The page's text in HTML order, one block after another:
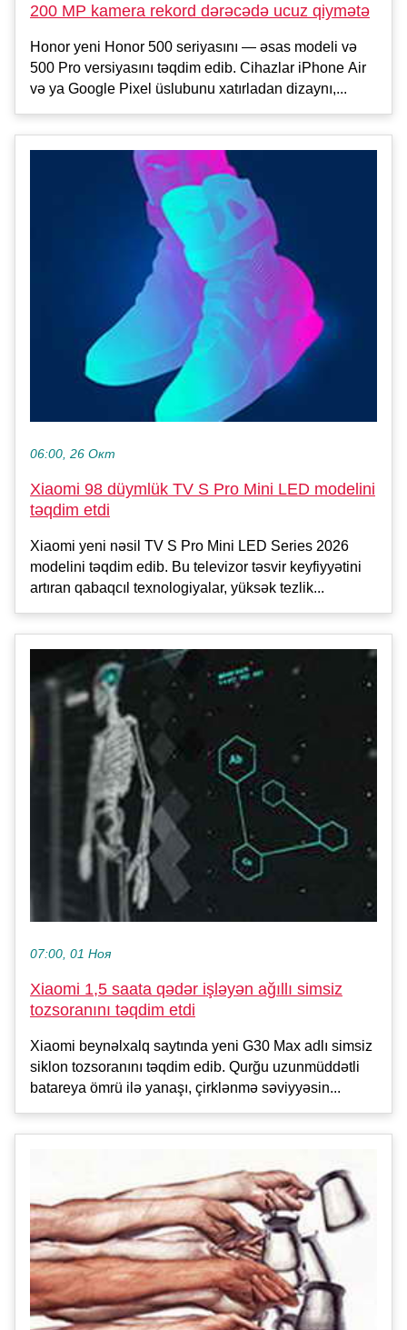
200 MP kamera rekord dərəcədə ucuz qiymətə
Honor yeni Honor 500 seriyasını — əsas modeli və
500 Pro versiyasını təqdim edib. Cihazlar iPhone Air
və ya Google Pixel üslubunu xatırladan dizaynı,...
06:00, 26 Окт
Xiaomi 98 düymlük TV S Pro Mini LED modelini
təqdim etdi
Xiaomi yeni nəsil TV S Pro Mini LED Series 2026
modelini təqdim edib. Bu televizor təsvir keyfiyyətini
artıran qabaqcıl texnologiyalar, yüksək tezlik...
07:00, 01 Ноя
Xiaomi 1,5 saata qədər işləyən ağıllı simsiz
tozsoranını təqdim etdi
Xiaomi beynəlxalq saytında yeni G30 Max adlı simsiz
siklon tozsoranını təqdim edib. Qurğu uzunmüddətli
batareya ömrü ilə yanaşı, çirklənmə səviyyəsin...